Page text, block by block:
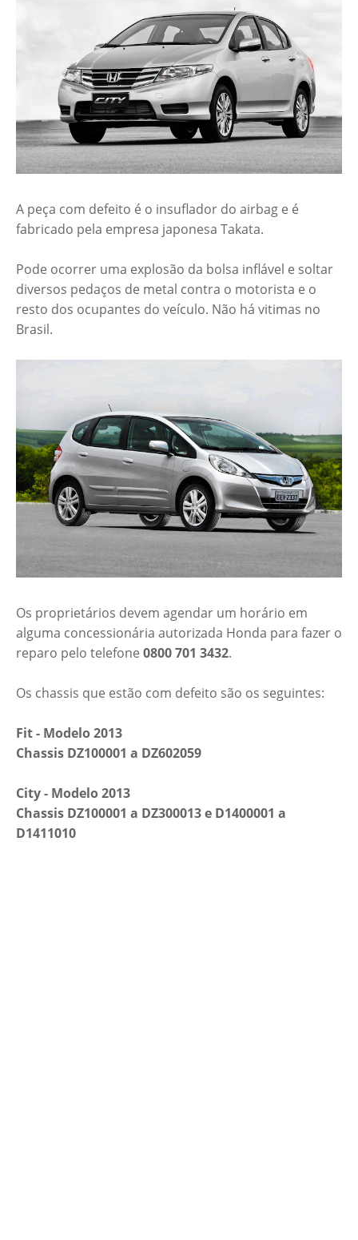
A peça com defeito é o insuflador do airbag e é
fabricado pela empresa japonesa Takata.
Pode ocorrer uma explosão da bolsa inflável e soltar
diversos pedaços de metal contra o motorista e o
resto dos ocupantes do veículo. Não há vitimas no
Brasil.
Os proprietários devem agendar um horário em
alguma concessionária autorizada Honda para fazer o
reparo pelo telefone 0800 701 3432.
Os chassis que estão com defeito são os seguintes:
Fit - Modelo 2013
Chassis DZ100001 a DZ602059
City - Modelo 2013
Chassis DZ100001 a DZ300013 e D1400001 a
D1411010